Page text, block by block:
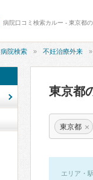
病院口コミ検索カルー - 東京都
病院検索 不妊治療外来
東京都
東京都 ×
エリア・駅